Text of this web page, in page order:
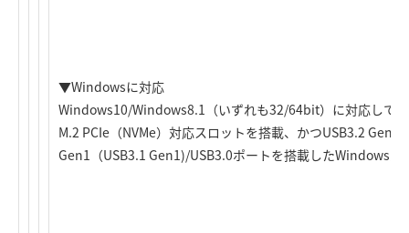
▼Windowsに対応
Windows10/Windows8.1（いずれも32/64bit）に対応して
M.2 PCIe（NVMe）対応スロットを搭載、かつUSB3.2 Gen2
Gen1（USB3.1 Gen1)/USB3.0ポートを搭載したWindowsパ